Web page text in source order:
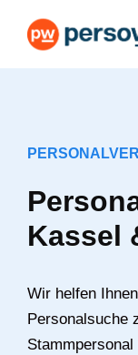
Kassel
Wir helfen
Personalsuche